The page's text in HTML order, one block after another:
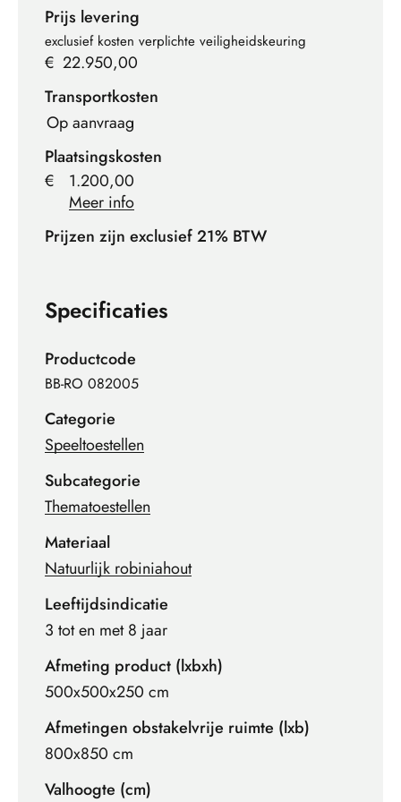
Prijs levering
exclusief kosten verplichte veiligheidskeuring
€ 22.950,00
Transportkosten
Op aanvraag
Plaatsingskosten
€
1.200,00
Meer info
Prijzen zijn exclusief 21% BTW
Specificaties
Productcode
BB-RO 082005
Categorie
Speeltoestellen
Subcategorie
Thematoestellen
Materiaal
Natuurlijk robiniahout
Leeftijdsindicatie
3 tot en met 8 jaar
Afmeting product (lxbxh)
500x500x250 cm
Afmetingen obstakelvrije ruimte (lxb)
800x850 cm
Valhoogte (cm)